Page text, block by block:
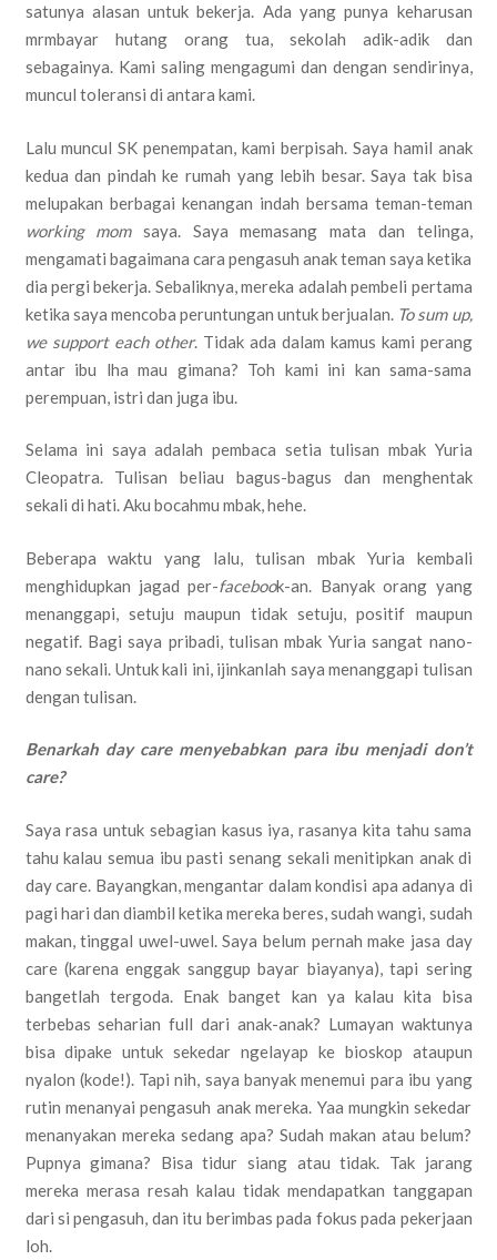
satunya alasan untuk bekerja. Ada yang punya keharusan
mrmbayar hutang orang tua, sekolah adik-adik dan
sebagainya. Kami saling mengagumi dan dengan sendirinya,
muncul toleransi di antara kami.
Lalu muncul SK penempatan, kami berpisah. Saya hamil anak
kedua dan pindah ke rumah yang lebih besar. Saya tak bisa
melupakan berbagai kenangan indah bersama teman-teman
working momsaya. Saya memasang mata dan telinga,
mengamati bagaimana cara pengasuh anak teman saya ketika
dia pergi bekerja. Sebaliknya, mereka adalah pembeli pertama
ketika saya mencoba peruntungan untuk berjualan. To sum up,
we support each other. Tidak ada dalam kamus kami perang
antar ibu lha mau gimana? Toh kami ini kan sama-sama
perempuan, istri dan juga ibu.
Selama ini saya adalah pembaca setia tulisan mbak Yuria
Cleopatra. Tulisan beliau bagus-bagus dan menghentak
sekali di hati. Aku bocahmu mbak, hehe.
Beberapa waktu yang lalu, tulisan mbak Yuria kembali
menghidupkan jagad per-facebook-an. Banyak orang yang
menanggapi, setuju maupun tidak setuju, positif maupun
negatif. Bagi saya pribadi, tulisan mbak Yuria sangat nano-
nano sekali. Untuk kali ini, ijinkanlah saya menanggapi tulisan
dengan tulisan.
Benarkah day care menyebabkan para ibu menjadi don’t
care?
Saya rasa untuk sebagian kasus iya, rasanya kita tahu sama
tahu kalau semua ibu pasti senang sekali menitipkan anak di
day care. Bayangkan, mengantar dalam kondisi apa adanya di
pagi hari dan diambil ketika mereka beres, sudah wangi, sudah
makan, tinggal uwel-uwel. Saya belum pernah make jasa day
care (karena enggak sanggup bayar biayanya), tapi sering
bangetlah tergoda. Enak banget kan ya kalau kita bisa
terbebas seharian full dari anak-anak? Lumayan waktunya
bisa dipake untuk sekedar ngelayap ke bioskop ataupun
nyalon (kode!). Tapi nih, saya banyak menemui para ibu yang
rutin menanyai pengasuh anak mereka. Yaa mungkin sekedar
menanyakan mereka sedang apa? Sudah makan atau belum?
Pupnya gimana? Bisa tidur siang atau tidak. Tak jarang
mereka merasa resah kalau tidak mendapatkan tanggapan
dari si pengasuh, dan itu berimbas pada fokus pada pekerjaan
loh.